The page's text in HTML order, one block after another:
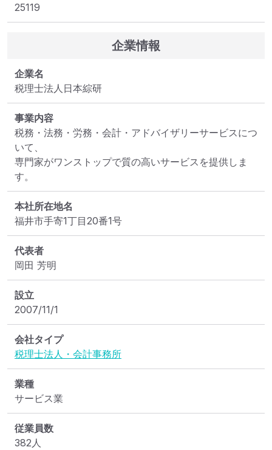
25119
企業情報
企業名
税理士法人日本綜研
事業内容
税務・法務・労務・会計・アドバイザリーサービスにつ
いて、
専門家がワンストップで質の高いサービスを提供しま
す。
本社所在地名
福井市手寄1丁目20番1号
代表者
岡田 芳明
設立
2007/11/1
会社タイプ
税理士法人・会計事務所
業種
サービス業
従業員数
382人